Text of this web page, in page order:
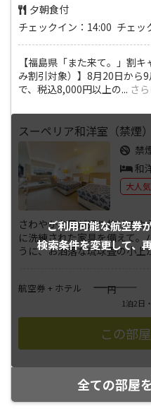
夕朝食付
チェックイン：14:00 チェッ
【福島県「また来て。」割
み割引対象）】8月20日から
で、税込8,000円以上の... さ
ご利用可能な航空券
検索条件を変更して、
スーペリア和洋室（禁煙）
禁
和
大人気
さわやかな風が通り抜ける
に洗練された家具を備えて。
うに、お洒落な琉球畳の小上
航空券 + ホテル ――――円
1泊2日
全ての部屋